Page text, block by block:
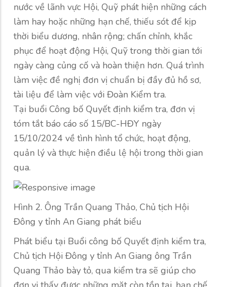
nước về lãnh vực Hội, Quỹ phát hiện những cách
làm hay hoặc những hạn chế, thiếu sót để kịp
thời biểu dương, nhân rộng; chấn chỉnh, khắc
phục để hoạt động Hội, Quỹ trong thời gian tới
ngày càng củng cố và hoàn thiện hơn. Quá trình
làm việc đề nghị đơn vị chuẩn bị đầy đủ hồ sơ,
tài liệu để làm việc với Đoàn Kiểm tra.
Tại buổi Công bố Quyết định kiểm tra, đơn vị
tóm tắt báo cáo số 15/BC-HĐY ngày
15/10/2024 về tình hình tổ chức, hoạt động,
quản lý và thực hiện điều lệ hội trong thời gian
qua.
Hình 2. Ông Trần Quang Thảo, Chủ tịch Hội
Đông y tỉnh An Giang phát biểu
Phát biểu tại Buổi công bố Quyết định kiểm tra,
Chủ tịch Hội Đông y tỉnh An Giang ông Trần
Quang Thảo bày tỏ, qua kiểm tra sẽ giúp cho